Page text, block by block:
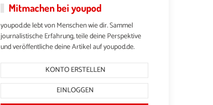
Mitmachen bei youpod
youpod.de lebt von Menschen wie dir. Sammel
journalistische Erfahrung, teile deine Perspektive
und veröffentliche deine Artikel auf youpod.de.
KONTO ERSTELLEN
EINLOGGEN